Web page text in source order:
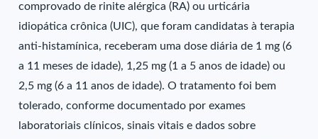
comprovado de rinite alérgica (RA) ou urticária
idiopática crônica (UIC), que foram candidatas à terapia
anti-histamínica, receberam uma dose diária de 1 mg (6
a 11 meses de idade), 1,25 mg (1 a 5 anos de idade) ou
2,5 mg (6 a 11 anos de idade). O tratamento foi bem
tolerado, conforme documentado por exames
laboratoriais clínicos, sinais vitais e dados sobre